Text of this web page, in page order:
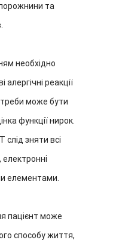
та
необхідно
реакції
може бути
функції нирок.
зняти всі
елементами.
пацієнт може
способу життя,